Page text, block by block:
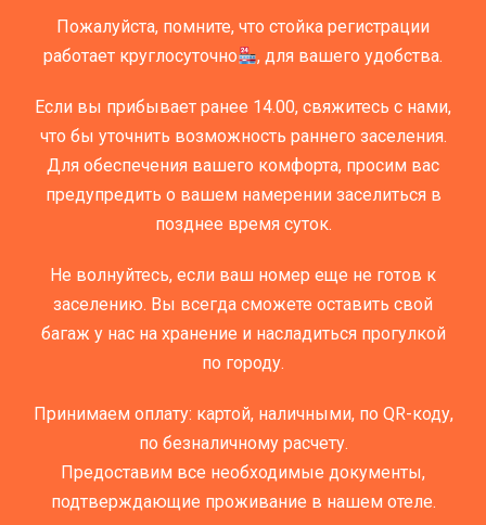
Пожалуйста, помните, что стойка регистрации
работает круглосуточно
, для вашего удобства.
Если вы прибывает ранее 14.00, свяжитесь с нами,
что бы уточнить возможность раннего заселения.
Для обеспечения вашего комфорта, просим вас
предупредить о вашем намерении заселиться в
позднее время суток.
Не волнуйтесь, если ваш номер еще не готов к
заселению. Вы всегда сможете оставить свой
багаж у нас на хранение и насладиться прогулкой
по городу.
Принимаем оплату: картой, наличными, по QR-коду,
по безналичному расчету.
Предоставим все необходимые документы,
подтверждающие проживание в нашем отеле.